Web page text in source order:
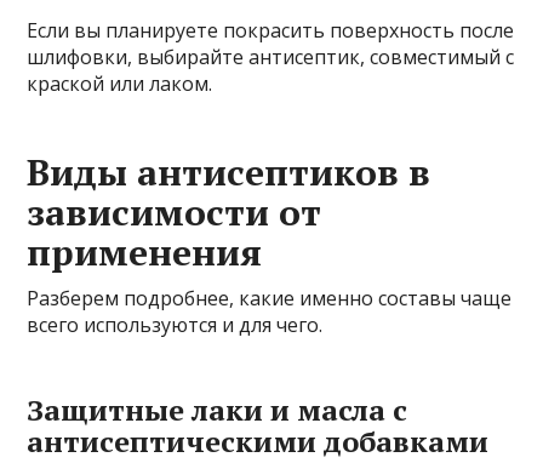
Если вы планируете покрасить поверхность после
шлифовки, выбирайте антисептик, совместимый с
краской или лаком.
Виды антисептиков в
зависимости от
применения
Разберем подробнее, какие именно составы чаще
всего используются и для чего.
Защитные лаки и масла с
антисептическими добавками